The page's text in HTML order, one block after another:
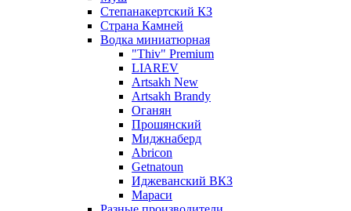
Степанакертский КЗ
Страна Камней
Водка миниатюрная
"Thiv" Premium
LIAREV
Artsakh New
Artsakh Brandy
Оганян
Прошянский
Миджнаберд
Abricon
Getnatoun
Иджеванский ВКЗ
Мараси